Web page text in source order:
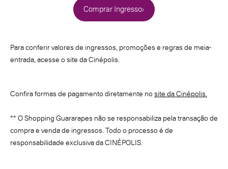
Comprar Ingresso
Para conferir valores de ingressos, promoções e regras de meia-
entrada, acesse o site da Cinépolis.
Confira formas de pagamento diretamente no site da Cinépolis.
** O Shopping Guararapes não se responsabiliza pela transação de
compra e venda de ingressos. Todo o processo é de
responsabilidade exclusiva da CINÉPOLIS.